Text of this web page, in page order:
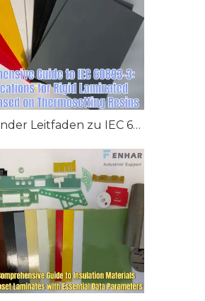
Umfassender Leitfaden zu IEC 60893-3: Spezifikationen für starre laminierte Platten auf Basis duroplastischer Harze